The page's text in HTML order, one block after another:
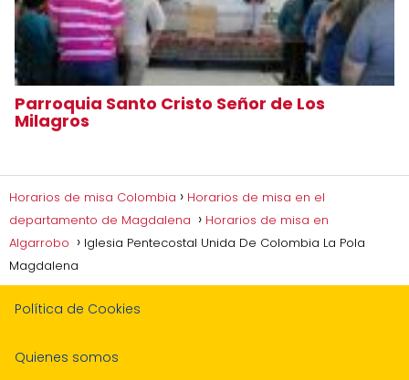
Parroquia Santo Cristo Señor de Los
Milagros
Horarios de misa Colombia
Horarios de misa en el
departamento de Magdalena
Horarios de misa en
Algarrobo
Iglesia Pentecostal Unida De Colombia La Pola
Magdalena
Política de Cookies
Quienes somos